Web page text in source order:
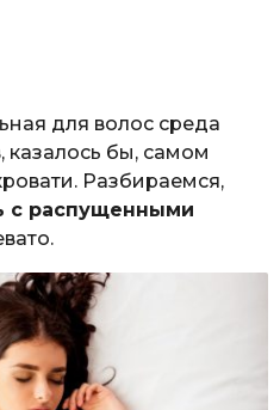
для волос среда
бы, самом
Разбираемся,
с распущенными